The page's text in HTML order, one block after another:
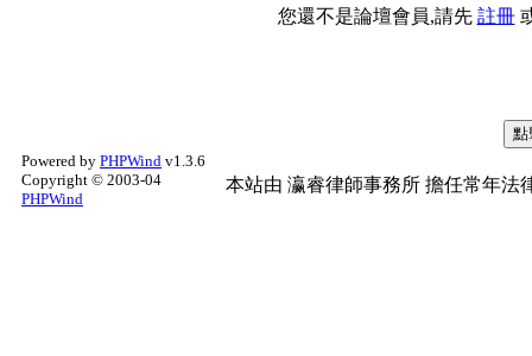
您還不是論壇會員,請先 註冊
Powered by PHPWind v1.3.6
Copyright © 2003-04
PHPWind
本站由 瀛睿律師事務所 擔任常年法